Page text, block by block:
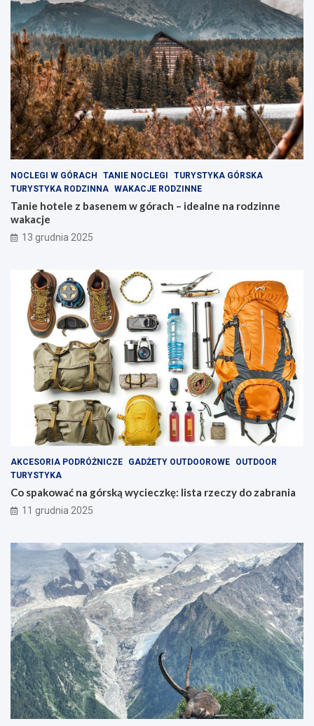
k
r
y
j
u
r
o
k
l
i
w
e
z
a
k
ą
t
k
e
a
l
n
e
n
a
r
o
d
z
i
n
n
e
w
a
k
NOCLEGI W GÓRACH TANIE NOCLEGI
TURYSTYKA GÓRSKA
TURYSTYKA RODZINNA WAKACJE RODZINNE
Tanie hotele z basenem w górach – idealne na rodzinne
wakacje
13 grudnia 2025
AKCESORIA PODRÓŻNICZE GADŻETY OUTDOOROWE
OUTDOOR
TURYSTYKA
Co spakować na górską wycieczkę: lista rzeczy do zabrania
11 grudnia 2025